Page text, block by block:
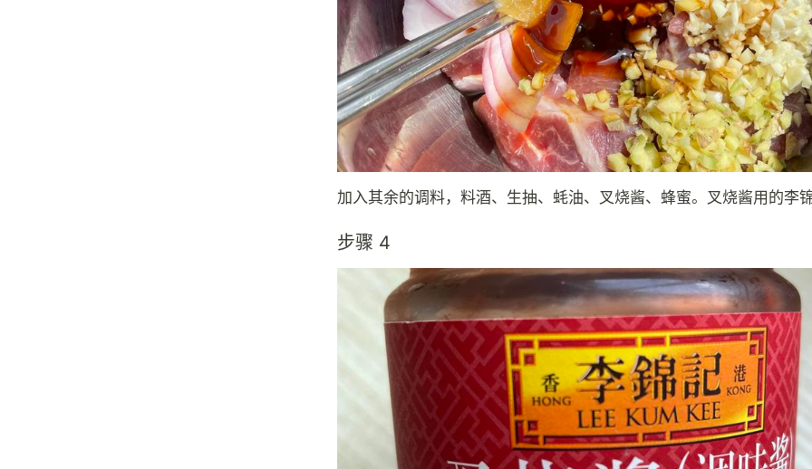
加入其余的调料，料酒、生抽、蚝油、叉烧酱、蜂蜜。叉烧酱用的李
步骤 4